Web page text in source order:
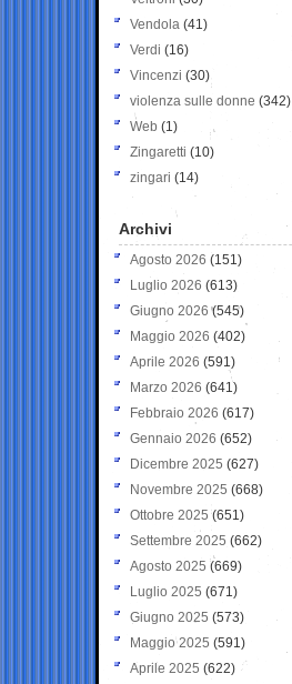
Vendola (41)
Verdi (16)
Vincenzi (30)
violenza sulle donne (342)
Web (1)
Zingaretti (10)
zingari (14)
Archivi
Agosto 2026 (151)
Luglio 2026 (613)
Giugno 2026 (545)
Maggio 2026 (402)
Aprile 2026 (591)
Marzo 2026 (641)
Febbraio 2026 (617)
Gennaio 2026 (652)
Dicembre 2025 (627)
Novembre 2025 (668)
Ottobre 2025 (651)
Settembre 2025 (662)
Agosto 2025 (669)
Luglio 2025 (671)
Giugno 2025 (573)
Maggio 2025 (591)
Aprile 2025 (622)